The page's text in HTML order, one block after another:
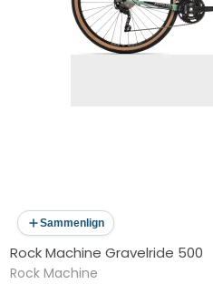
Sammenlign
Rock Machine Gravelride 500
Rock Machine